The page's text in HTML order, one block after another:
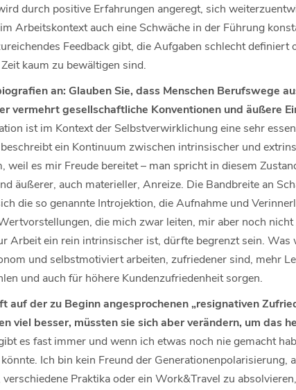
durch positive Erfahrungen angeregt, sich
Arbeitskontext auch eine Schwäche in der Führung
Feedback gibt, die Aufgaben schlecht definiert
kaum zu bewältigen sind.
an: Glauben Sie, dass Menschen Berufswege
vermehrt gesellschaftliche Konventionen und äußere
ist im Kontext der Selbstverwirklichung eine sehr
ein Kontinuum zwischen intrinsischer und
weil es mir Freude bereitet – man spricht in diesem
äußerer, auch materieller, Anreize. Die Bandbreite an
die so genannte Introjektion, die Aufnahme und
die mich zwar leiten, mir aber noch
Arbeit ein rein intrinsischer ist, dürfte begrenzt sein. Was
und selbstmotiviert arbeiten, zufriedener sind, mehr
und auch für höhere Kundenzufriedenheit sorgen.
auf der zu Beginn angesprochenen „resignativen
viel besser, müssten sie sich aber verändern, um das
es fast immer und wenn ich etwas noch nie gemacht
Ich bin kein Freund der Generationenpolarisierung,
Praktika oder ein Work&Travel zu